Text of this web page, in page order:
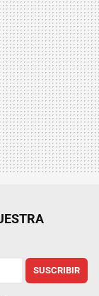
SUSCRIBIR